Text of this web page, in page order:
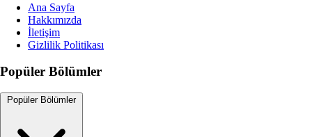
Ana Sayfa
Hakkımızda
İletişim
Gizlilik Politikası
Popüler Bölümler
Popüler Bölümler